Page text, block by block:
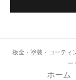
板金・塗装・コーティ
ー
ホーム